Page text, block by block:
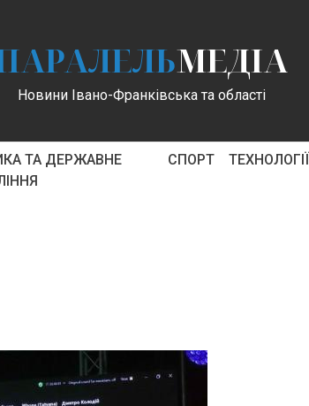
МЕДІА
Новини Івано-Франківська та області
ТА ДЕРЖАВНЕ
СПОРТ ТЕХНОЛОГІЇ